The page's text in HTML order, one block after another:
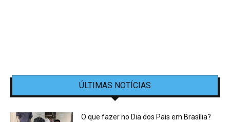
ÚLTIMAS NOTÍCIAS
O que fazer no Dia dos Pais em Brasília?